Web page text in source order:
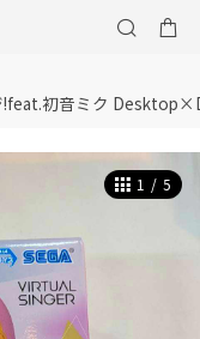
初音ミク
1 / 5